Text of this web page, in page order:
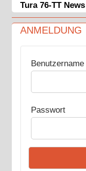
Tura 76-TT News
ANMELDUNG
Benutzername
Passwort